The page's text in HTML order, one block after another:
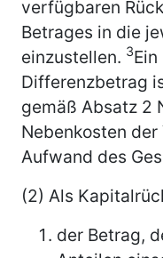
verfügbaren
Betrages in die
einzustellen. 3
Differenzbetrag
gemäß Absatz 2
Nebenkosten
Aufwand des
(2) Als
der Betrag,